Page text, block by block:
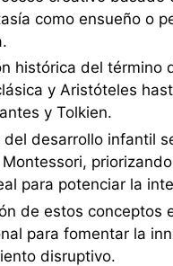
como ensueño o
histórica del término
y Aristóteles
y Tolkien.
del desarrollo infantil
para potenciar la
de estos conceptos
para fomentar la
disruptivo.